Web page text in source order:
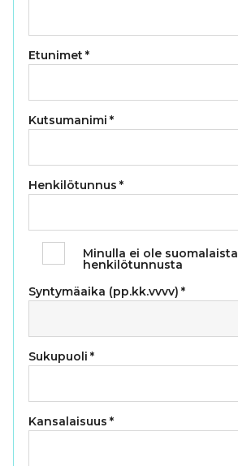
Etunimet *
Kutsumanimi *
Henkilötunnus *
Minulla ei ole suomalaista
henkilötunnusta
Syntymäaika (pp.kk.vvvv) *
Sukupuoli *
Kansalaisuus *